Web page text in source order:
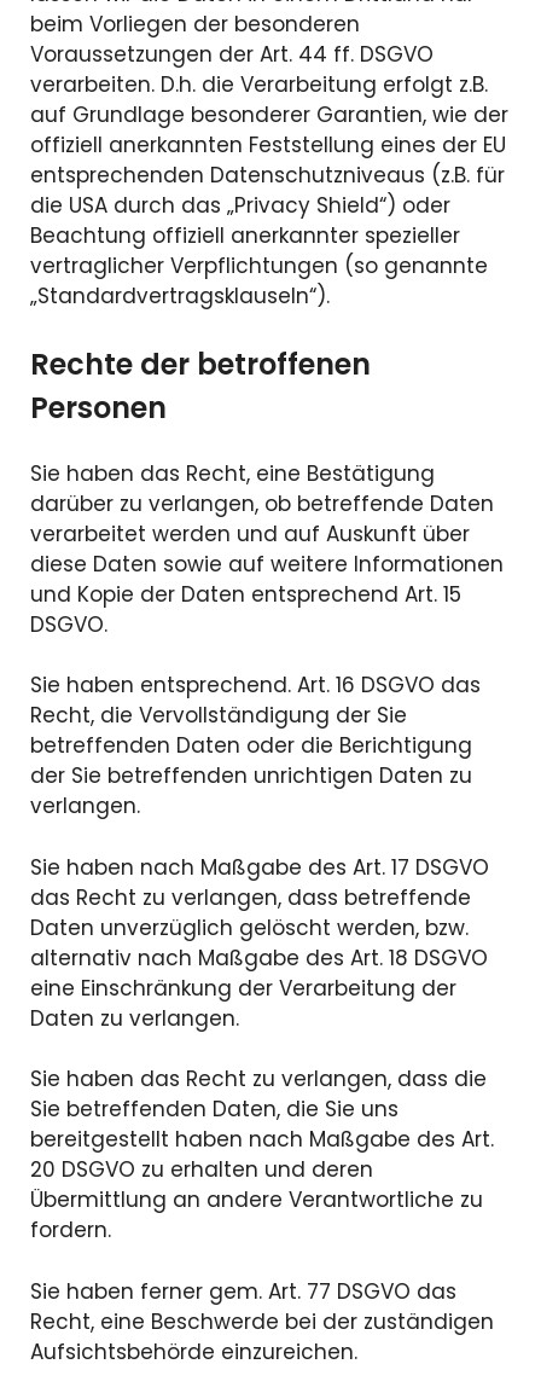
beim Vorliegen der besonderen
Voraussetzungen der Art. 44 ff. DSGVO
verarbeiten. D.h. die Verarbeitung erfolgt z.B.
auf Grundlage besonderer Garantien, wie der
offiziell anerkannten Feststellung eines der EU
entsprechenden Datenschutzniveaus (z.B. für
die USA durch das „Privacy Shield“) oder
Beachtung offiziell anerkannter spezieller
vertraglicher Verpflichtungen (so genannte
„Standardvertragsklauseln“).
Rechte der betroffenen
Personen
Sie haben das Recht, eine Bestätigung
darüber zu verlangen, ob betreffende Daten
verarbeitet werden und auf Auskunft über
diese Daten sowie auf weitere Informationen
und Kopie der Daten entsprechend Art. 15
DSGVO.
Sie haben entsprechend. Art. 16 DSGVO das
Recht, die Vervollständigung der Sie
betreffenden Daten oder die Berichtigung
der Sie betreffenden unrichtigen Daten zu
verlangen.
Sie haben nach Maßgabe des Art. 17 DSGVO
das Recht zu verlangen, dass betreffende
Daten unverzüglich gelöscht werden, bzw.
alternativ nach Maßgabe des Art. 18 DSGVO
eine Einschränkung der Verarbeitung der
Daten zu verlangen.
Sie haben das Recht zu verlangen, dass die
Sie betreffenden Daten, die Sie uns
bereitgestellt haben nach Maßgabe des Art.
20 DSGVO zu erhalten und deren
Übermittlung an andere Verantwortliche zu
fordern.
Sie haben ferner gem. Art. 77 DSGVO das
Recht, eine Beschwerde bei der zuständigen
Aufsichtsbehörde einzureichen.